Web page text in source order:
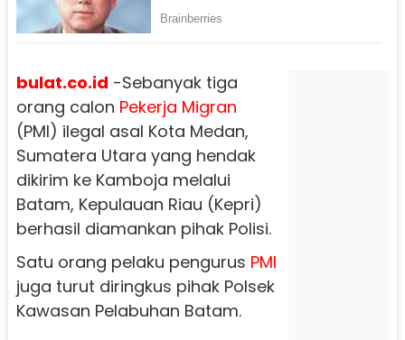
bulat.co.id -Sebanyak tiga
orang calon Pekerja Migran
(PMI) ilegal asal Kota Medan,
Sumatera Utara yang hendak
dikirim ke Kamboja melalui
Batam, Kepulauan Riau (Kepri)
berhasil diamankan pihak Polisi.
Satu orang pelaku pengurus PMI
juga turut diringkus pihak Polsek
Kawasan Pelabuhan Batam.